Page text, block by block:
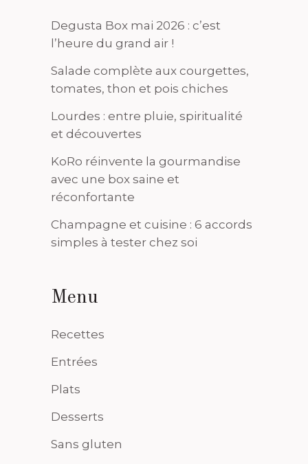
Degusta Box mai 2026 : c’est
l’heure du grand air !
Salade complète aux courgettes,
tomates, thon et pois chiches
Lourdes : entre pluie, spiritualité
et découvertes
KoRo réinvente la gourmandise
avec une box saine et
réconfortante
Champagne et cuisine : 6 accords
simples à tester chez soi
Menu
Recettes
Entrées
Plats
Desserts
Sans gluten